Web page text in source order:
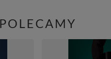
POLECAMY